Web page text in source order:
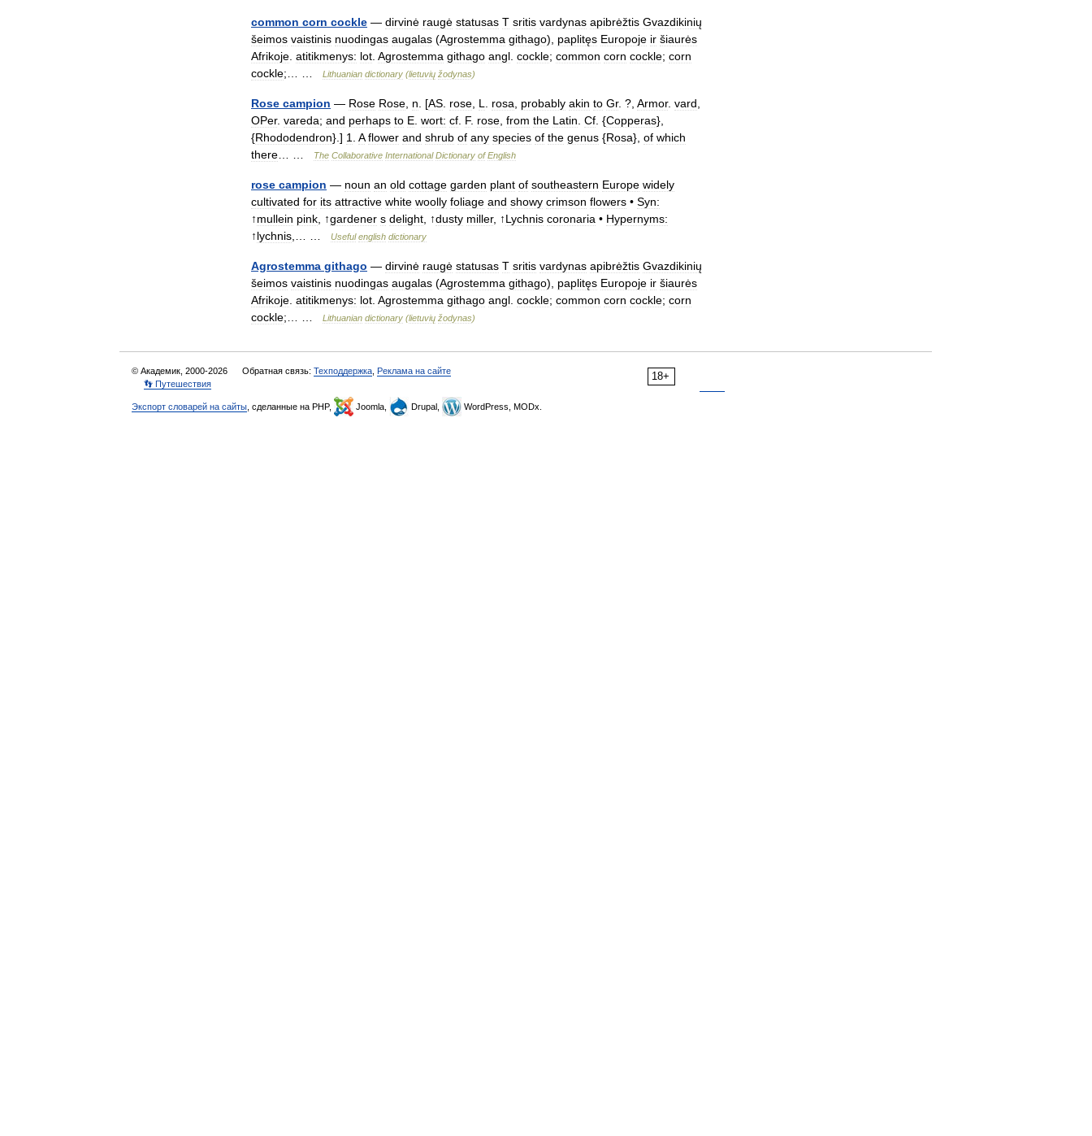
common corn cockle — dirvinė raugė statusas T sritis vardynas apibrėžtis Gvazdikinių
šeimos vaistinis nuodingas augalas (Agrostemma githago), paplitęs Europoje ir šiaurės
Afrikoje atitikmenys: lot Agrostemma githago angl cockle; common corn cockle; corn
cockle;… … Lithuanian dictionary (lietuvių žodynas)
Rose campion — Rose Rose n . [AS rose L rosa probably akin to Gr. ?, Armor. vard
OPer. vareda; and perhaps to E wort: cf F. rose from the Latin Cf . {Copperas},
{Rhododendron}.] 1 A flower and shrub of any species of the genus {Rosa}, of which
there
The Collaborative International Dictionary of English
rose campion — noun an old cottage garden plant of southeastern Europe widely
cultivated for its attractive white woolly foliage and showy crimson flowers • Syn:
↑mullein pink , ↑gardener s delight , ↑dusty miller, ↑Lychnis coronaria • Hypernyms:
↑lychnis Useful english dictionary
Agrostemma githago — dirvinė raugė statusas T sritis vardynas apibrėžtis Gvazdikinių
šeimos vaistinis nuodingas augalas (Agrostemma githago), paplitęs Europoje ir šiaurės
Afrikoje atitikmenys: lot Agrostemma githago angl cockle; common corn cockle; corn
cockle;… … Lithuanian dictionary (lietuvių žodynas)
18+
© Академик, 2000-2026 Обратная связь: Техподдержка Реклама на сайте
👣 Путешествия
Экспорт словарей на сайты , сделанные на PHP, Joomla, Drupal, WordPress, MODx.